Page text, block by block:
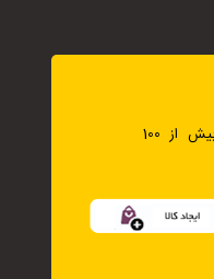
معرفی محصولات به بیش از 100